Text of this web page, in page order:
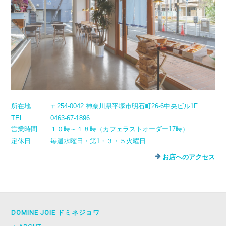
所在地
〒254-0042 神奈川県平塚市明石町26-6中央ビル1F
TEL
0463-67-1896
営業時間
１０時～１８時（カフェラストオーダー17時）
定休日
毎週水曜日・第1・３・５火曜日
お店へのアクセス
DOMINE JOIE ドミネジョワ